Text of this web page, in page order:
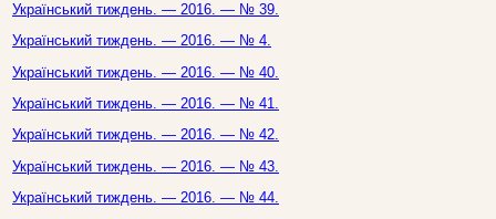
Український тиждень. — 2016. — № 39.
Український тиждень. — 2016. — № 4.
Український тиждень. — 2016. — № 40.
Український тиждень. — 2016. — № 41.
Український тиждень. — 2016. — № 42.
Український тиждень. — 2016. — № 43.
Український тиждень. — 2016. — № 44.